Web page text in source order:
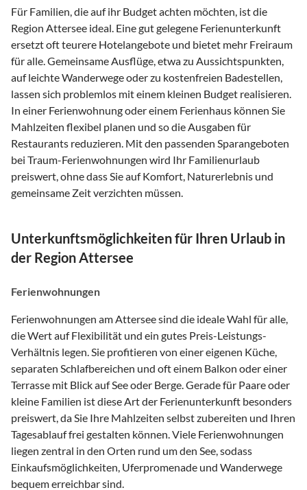
Für Familien, die auf ihr Budget achten möchten, ist die
Region Attersee ideal. Eine gut gelegene Ferienunterkunft
ersetzt oft teurere Hotelangebote und bietet mehr Freiraum
für alle. Gemeinsame Ausflüge, etwa zu Aussichtspunkten,
auf leichte Wanderwege oder zu kostenfreien Badestellen,
lassen sich problemlos mit einem kleinen Budget realisieren.
In einer Ferienwohnung oder einem Ferienhaus können Sie
Mahlzeiten flexibel planen und so die Ausgaben für
Restaurants reduzieren. Mit den passenden Sparangeboten
bei Traum-Ferienwohnungen wird Ihr Familienurlaub
preiswert, ohne dass Sie auf Komfort, Naturerlebnis und
gemeinsame Zeit verzichten müssen.
Unterkunftsmöglichkeiten für Ihren Urlaub in
der Region Attersee
Ferienwohnungen
Ferienwohnungen am Attersee sind die ideale Wahl für alle,
die Wert auf Flexibilität und ein gutes Preis-Leistungs-
Verhältnis legen. Sie profitieren von einer eigenen Küche,
separaten Schlafbereichen und oft einem Balkon oder einer
Terrasse mit Blick auf See oder Berge. Gerade für Paare oder
kleine Familien ist diese Art der Ferienunterkunft besonders
preiswert, da Sie Ihre Mahlzeiten selbst zubereiten und Ihren
Tagesablauf frei gestalten können. Viele Ferienwohnungen
liegen zentral in den Orten rund um den See, sodass
Einkaufsmöglichkeiten, Uferpromenade und Wanderwege
bequem erreichbar sind.